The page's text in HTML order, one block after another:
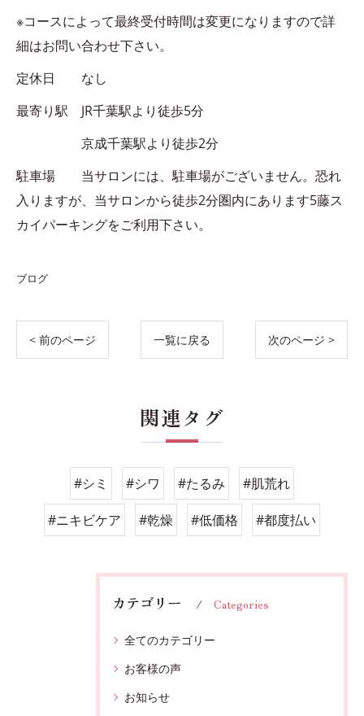
※コースによって最終受付時間は変更になりますので詳
細はお問い合わせ下さい。
定休日 なし
最寄り駅 JR千葉駅より徒歩5分
京成千葉駅より徒歩2分
駐車場 当サロンには、駐車場がございません。恐れ
入りますが、当サロンから徒歩2分圏内にあります5藤ス
カイパーキングをご利用下さい。
ブログ
< 前のページ 一覧に戻る 次のページ >
関連タグ
#シミ #シワ #たるみ #肌荒れ
#ニキビケア #乾燥 #低価格 #都度払い
カテゴリー Categories
全てのカテゴリー
お客様の声
お知らせ